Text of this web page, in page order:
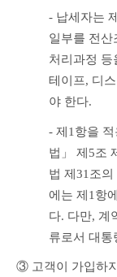
- 납세자는
일부를 전산
처리과정 등
테이프, 디
야 한다.
- 제1항을
법」 제5조
법 제31조
에는 제1항
다. 다만, 계
류로서 대통
③ 고객이 가입하